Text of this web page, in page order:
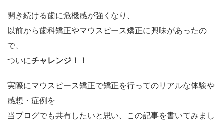
開き続ける歯に危機感が強くなり、
以前から歯科矯正やマウスピース矯正に興味があったの
で、
ついにチャレンジ！！
実際にマウスピース矯正で矯正を行ってのリアルな体験や
感想・症例を
当ブログでも共有したいと思い、この記事を書いてみまし